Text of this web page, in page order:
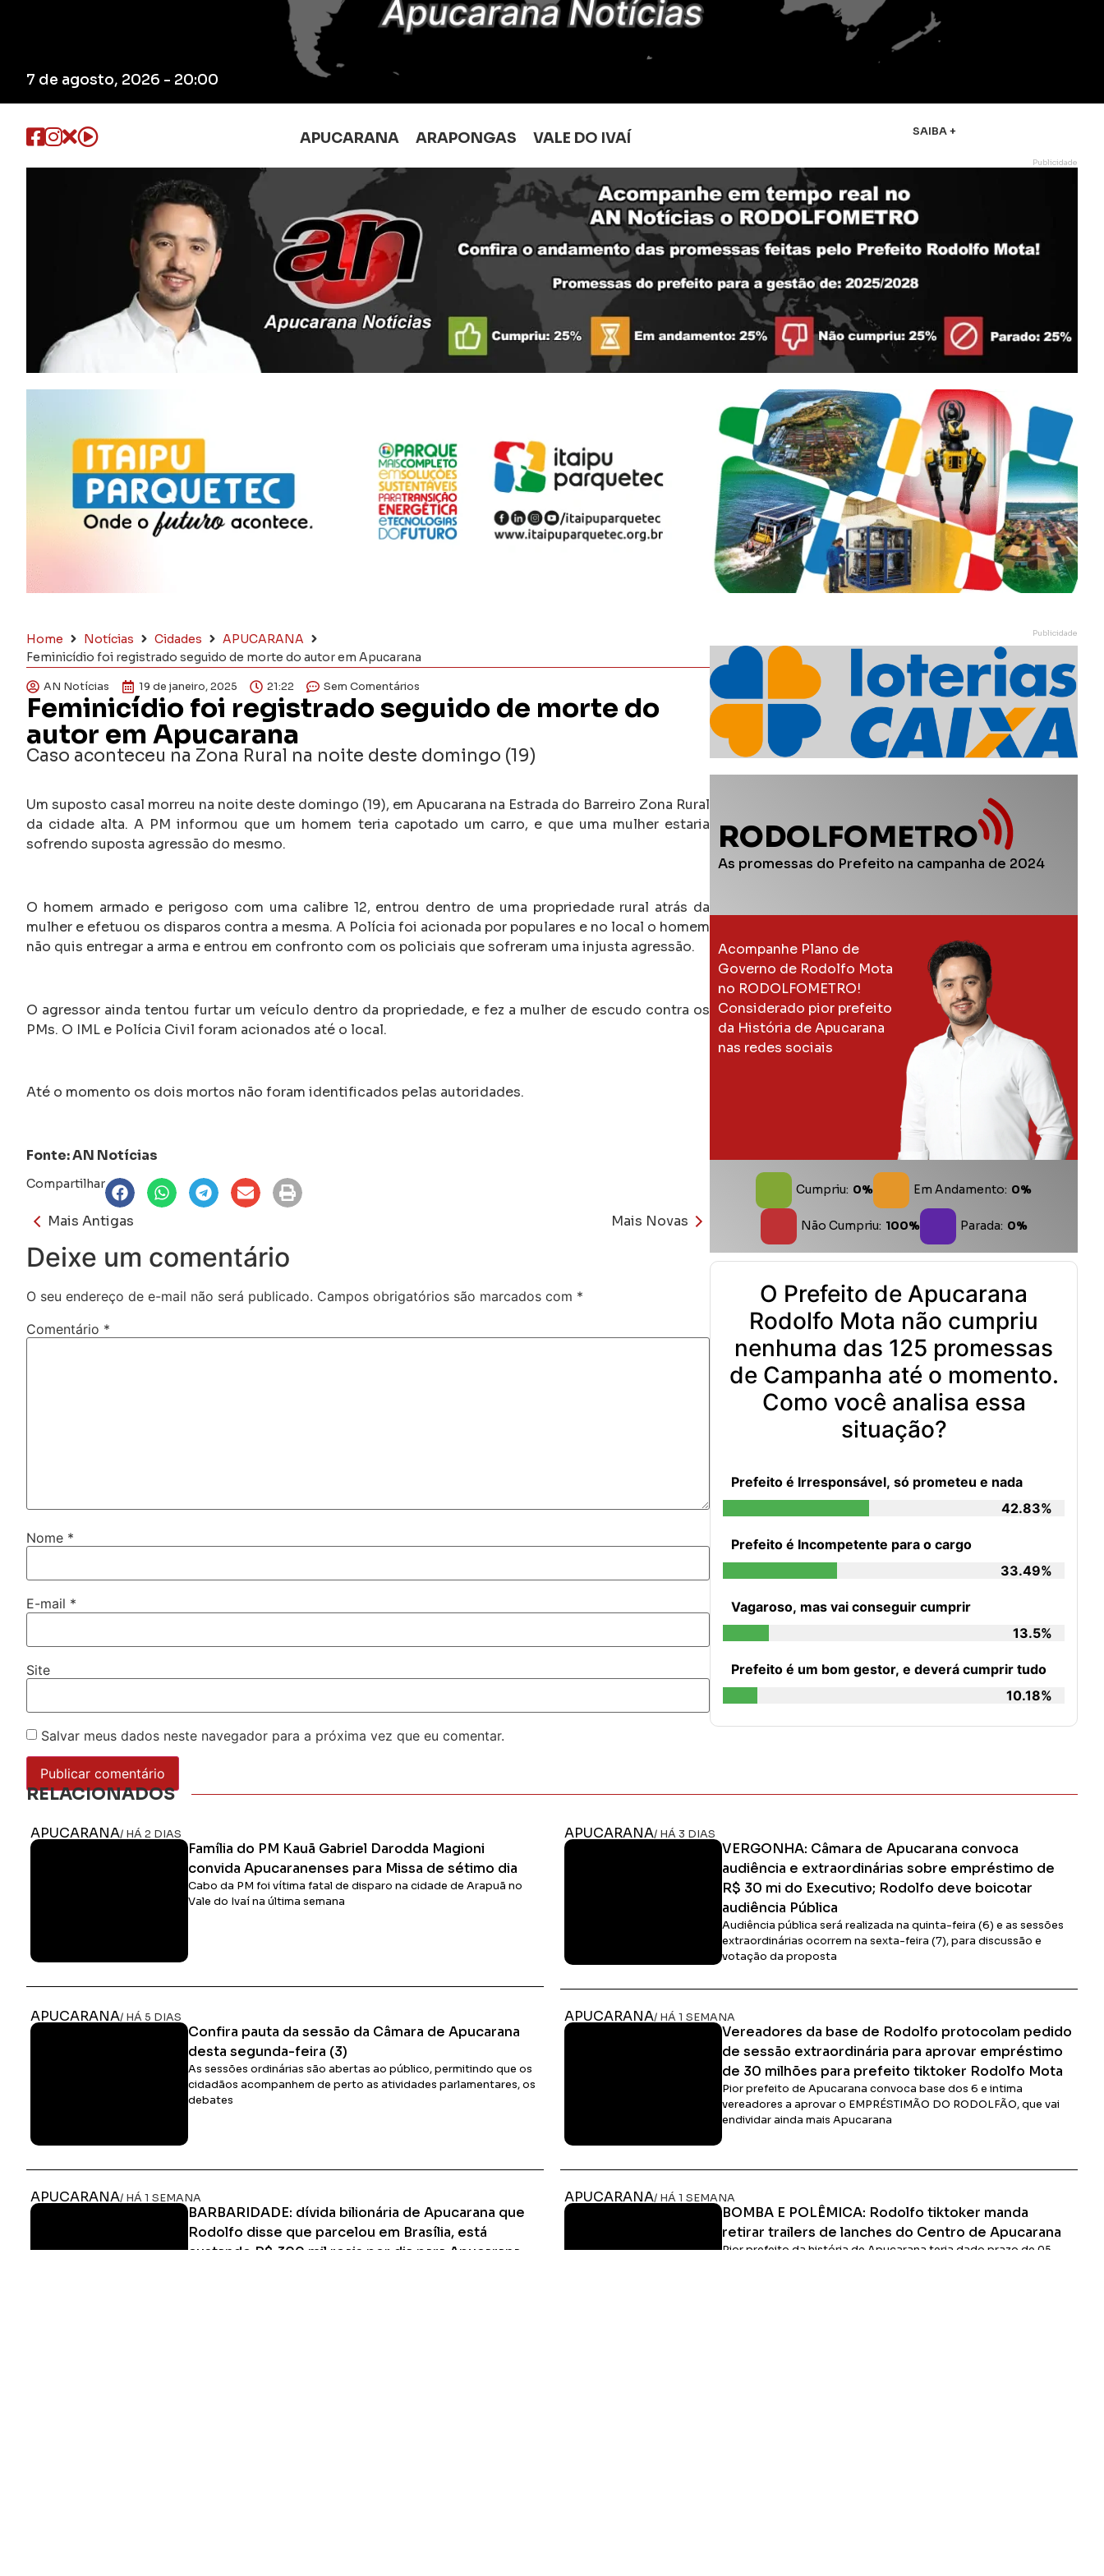
7 de agosto, 2026 - 20:00
APUCARANA ARAPONGAS VALE DO IVAÍ SAIBA +
Publicidade
Home Notícias Cidades
APUCARANA
Feminicídio foi registrado seguido de morte do autor em Apucarana
AN Notícias 19 de janeiro, 2025 21:22 Sem Comentários
Feminicídio foi registrado seguido de morte do
autor em Apucarana
Caso aconteceu na Zona Rural na noite deste domingo (19)
Um suposto casal morreu na noite deste domingo (19), em Apucarana na Estrada do Barreiro Zona Rural
da cidade alta. A PM informou que um homem teria capotado um carro, e que uma mulher estaria
sofrendo suposta agressão do mesmo.
O homem armado e perigoso com uma calibre 12, entrou dentro de uma propriedade rural atrás da
mulher e efetuou os disparos contra a mesma. A Polícia foi acionada por populares e no local o homem
não quis entregar a arma e entrou em confronto com os policiais que sofreram uma injusta agressão.
O agressor ainda tentou furtar um veículo dentro da propriedade, e fez a mulher de escudo contra os
PMs. O IML e Polícia Civil foram acionados até o local.
Até o momento os dois mortos não foram identificados pelas autoridades.
Fonte: AN Notícias
Compartilhar
Mais Antigas Mais Novas
Deixe um comentário
O seu endereço de e-mail não será publicado. Campos obrigatórios são marcados com *
Comentário *
Nome *
E-mail *
Site
Salvar meus dados neste navegador para a próxima vez que eu comentar.
Publicidade
RODOLFOMETRO
As promessas do Prefeito na campanha de 2024
Acompanhe Plano de
Governo de Rodolfo Mota
no RODOLFOMETRO!
Considerado pior prefeito
da História de Apucarana
nas redes sociais
Cumpriu: 0% Em Andamento: 0%
Não Cumpriu: 100% Parada: 0%
O Prefeito de Apucarana
Rodolfo Mota não cumpriu
nenhuma das 125 promessas
de Campanha até o momento.
Como você analisa essa
situação?
Prefeito é Irresponsável, só prometeu e nada
42.83%
Prefeito é Incompetente para o cargo
33.49%
Vagaroso, mas vai conseguir cumprir
13.5%
Prefeito é um bom gestor, e deverá cumprir tudo
10.18%
RELACIONADOS
APUCARANA/ HÁ 2 DIAS
Família do PM Kauã Gabriel Darodda Magioni
convida Apucaranenses para Missa de sétimo dia
Cabo da PM foi vítima fatal de disparo na cidade de Arapuã no
Vale do Ivaí na última semana
APUCARANA/ HÁ 3 DIAS
VERGONHA: Câmara de Apucarana convoca
audiência e extraordinárias sobre empréstimo de
R$ 30 mi do Executivo; Rodolfo deve boicotar
audiência Pública
Audiência pública será realizada na quinta-feira (6) e as sessões
extraordinárias ocorrem na sexta-feira (7), para discussão e
votação da proposta
APUCARANA/ HÁ 5 DIAS
Confira pauta da sessão da Câmara de Apucarana
desta segunda-feira (3)
As sessões ordinárias são abertas ao público, permitindo que os
cidadãos acompanhem de perto as atividades parlamentares, os
debates
APUCARANA/ HÁ 1 SEMANA
Vereadores da base de Rodolfo protocolam pedido
de sessão extraordinária para aprovar empréstimo
de 30 milhões para prefeito tiktoker Rodolfo Mota
Pior prefeito de Apucarana convoca base dos 6 e intima
vereadores a aprovar o EMPRÉSTIMÃO DO RODOLFÃO, que vai
endividar ainda mais Apucarana
APUCARANA/ HÁ 1 SEMANA
BARBARIDADE: dívida bilionária de Apucarana que
Rodolfo disse que parcelou em Brasília, está
custando R$ 300 mil reais por dia para Apucarana
APUCARANA/ HÁ 1 SEMANA
BOMBA E POLÊMICA: Rodolfo tiktoker manda
retirar trailers de lanches do Centro de Apucarana
Pior prefeito da história de Apucarana teria dado prazo de 05